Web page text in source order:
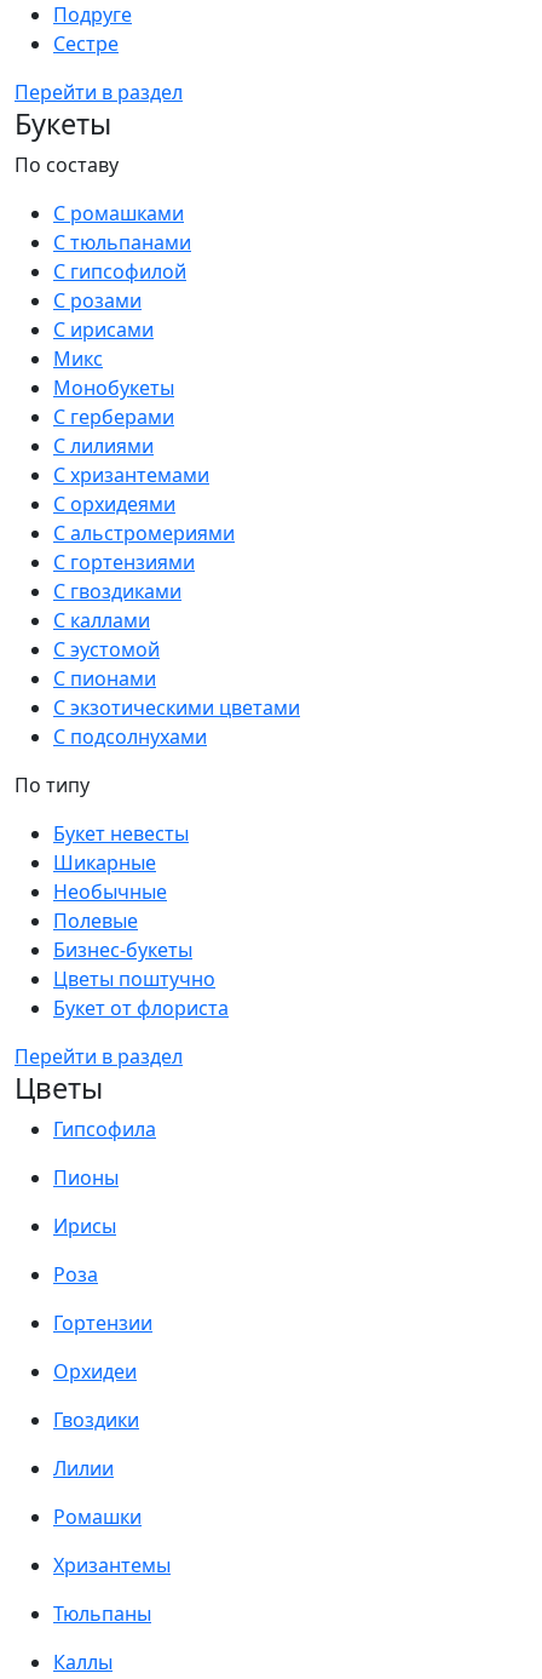
Подруге
Сестре
Перейти в раздел
Букеты
По составу
С ромашками
С тюльпанами
С гипсофилой
С розами
С ирисами
Микс
Монобукеты
С герберами
С лилиями
С хризантемами
С орхидеями
С альстромериями
С гортензиями
С гвоздиками
С каллами
С эустомой
С пионами
С экзотическими цветами
С подсолнухами
По типу
Букет невесты
Шикарные
Необычные
Полевые
Бизнес-букеты
Цветы поштучно
Букет от флориста
Перейти в раздел
Цветы
Гипсофила
Пионы
Ирисы
Роза
Гортензии
Орхидеи
Гвоздики
Лилии
Ромашки
Хризантемы
Тюльпаны
Каллы